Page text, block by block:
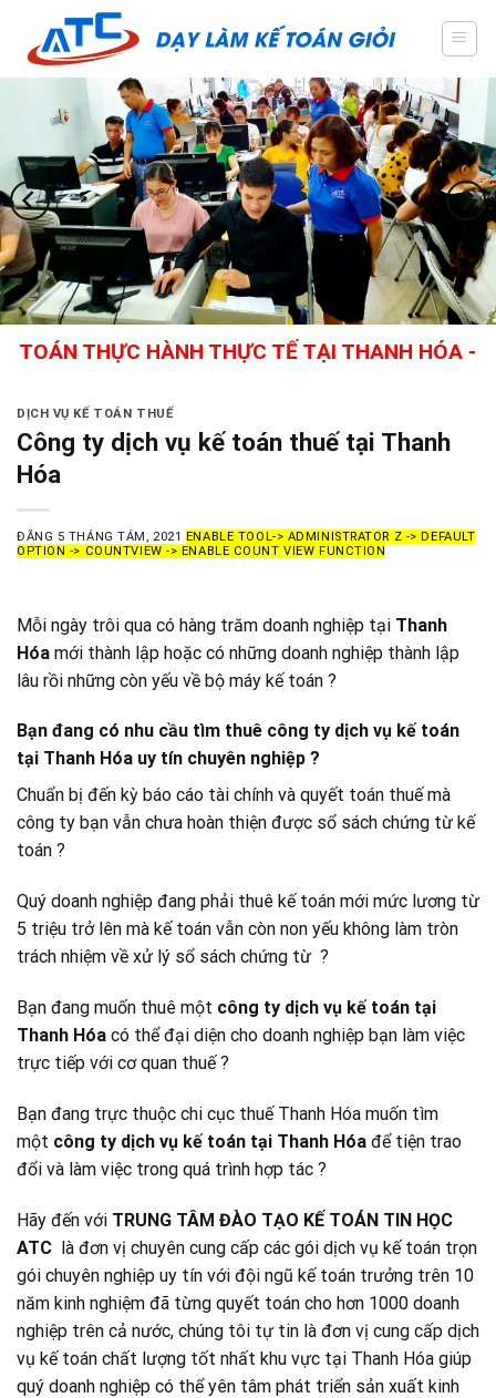
content
THỰC HÀNH THỰC TẾ TẠI THANH HÓA - GIÁO
DỊCH VỤ KẾ TOÁN THUẾ
Công ty dịch vụ kế toán thuế tại Thanh
Hóa
ĐĂNG 5 THÁNG TÁM, 2021 ENABLE TOOL-> ADMINISTRATOR Z -> DEFAULT
OPTION -> COUNTVIEW -> ENABLE COUNT VIEW FUNCTION
Mỗi ngày trôi qua có hàng trăm doanh nghiệp tại Thanh
Hóa mới thành lập hoặc có những doanh nghiệp thành lập
lâu rồi những còn yếu về bộ máy kế toán ?
Bạn đang có nhu cầu tìm thuê công ty dịch vụ kế toán
tại Thanh Hóa uy tín chuyên nghiệp ?
Chuẩn bị đến kỳ báo cáo tài chính và quyết toán thuế mà
công ty bạn vẫn chưa hoàn thiện được sổ sách chứng từ kế
toán ?
Quý doanh nghiệp đang phải thuê kế toán mới mức lương từ
5 triệu trở lên mà kế toán vẫn còn non yếu không làm tròn
trách nhiệm về xử lý sổ sách chứng từ ?
Bạn đang muốn thuê một công ty dịch vụ kế toán tại
Thanh Hóa có thể đại diện cho doanh nghiệp bạn làm việc
trực tiếp với cơ quan thuế ?
Bạn đang trực thuộc chi cục thuế Thanh Hóa muốn tìm
một công ty dịch vụ kế toán tại Thanh Hóa để tiện trao
đổi và làm việc trong quá trình hợp tác ?
Hãy đến với TRUNG TÂM ĐÀO TẠO KẾ TOÁN TIN HỌC
ATC là đơn vị chuyên cung cấp các gói dịch vụ kế toán trọn
gói chuyên nghiệp uy tín với đội ngũ kế toán trưởng trên 10
năm kinh nghiệm đã từng quyết toán cho hơn 1000 doanh
nghiệp trên cả nước, chúng tôi tự tin là đơn vị cung cấp dịch
vụ kế toán chất lượng tốt nhất khu vực tại Thanh Hóa giúp
quý doanh nghiệp có thể yên tâm phát triển sản xuất kinh